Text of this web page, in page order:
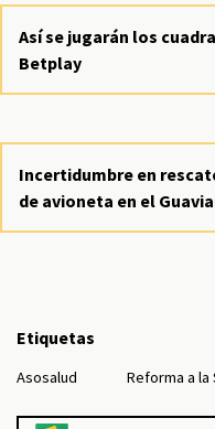
Así se jugarán los
Betplay
Incertidumbre en
de avioneta en el
Etiquetas
Asosalud Reforma a la